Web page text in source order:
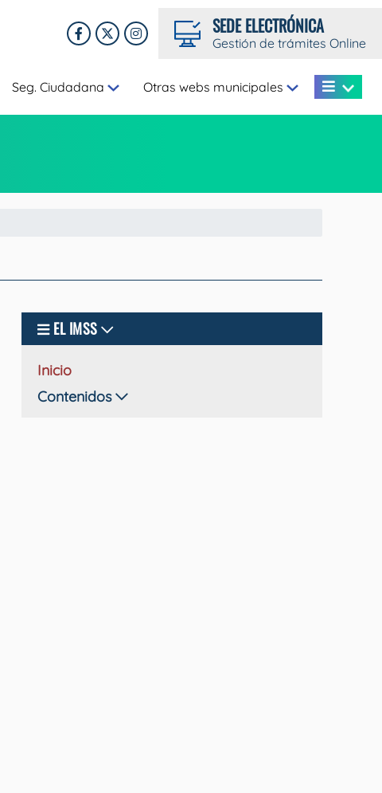
SEDE ELECTRÓNICA
Gestión de trámites Online
Seg. Ciudadana Otras webs municipales
EL IMSS
Inicio
Contenidos